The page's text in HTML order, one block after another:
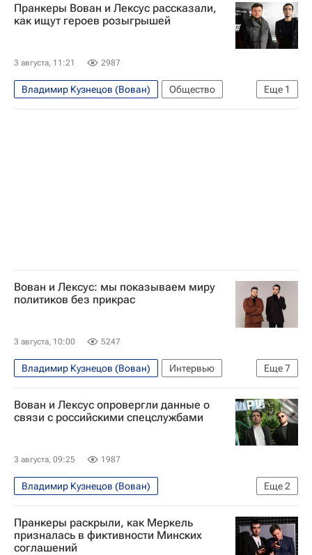
Ангела Меркель
Алексей Столяров (Лексус)
Пранкеры Вован и Лексус рассказали,
как ищут героев розыгрышей
3 августа, 11:21 2987
Еще 1
Владимир Кузнецов (Вован)
Общество
Алексей Столяров (Лексус)
Вован и Лексус: мы показываем миру
политиков без прикрас
3 августа, 10:00 5247
Еще7
Владимир Кузнецов (Вован)
Интервью
Алексей Столяров (Лексус)
Ангела Меркель
Анджей Дуда
Элтон Джон
Россия
Вован и Лексус опровергли данные о
связи с российскими спецслужбами
3 августа, 09:25 1987
Еще2
Владимир Кузнецов (Вован)
Алексей Столяров (Лексус)
Россия
Пранкеры раскрыли, как Меркель
призналась в фиктивности Минских
соглашений